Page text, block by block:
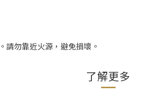
請勿靠近火源，避免損壞。
了解更多